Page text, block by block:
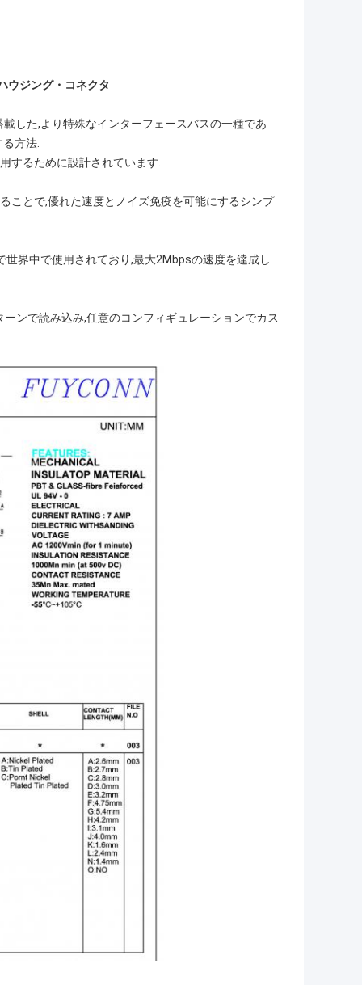
ウジング・コネクタ
した,より特殊なインターフェースバスの一種であ
方法.
するために設計されています.
ことで,優れた速度とノイズ免疫を可能にするシンプ
世界中で使用されており,最大2Mbpsの速度を達成し
ンで読み込み,任意のコンフィギュレーションでカス